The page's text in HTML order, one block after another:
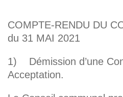
COMPTE-RENDU DU
du 31 MAI 2021
1) Démission d’une
Acceptation.